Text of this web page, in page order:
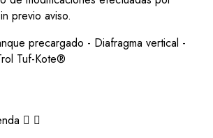
previo aviso.
 